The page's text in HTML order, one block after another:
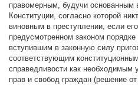
правомерным, будучи основанным
Конституции, согласно которой
виновным в преступлении, если
предусмотренном законом
вступившим в законную силу
соответствующим
справедливости как необходимым
прав и свобод граждан (решение от